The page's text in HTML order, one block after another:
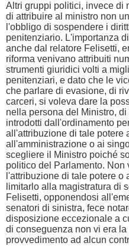
Altri gruppi politici, invece di
di attribuire al ministro non
l'obbligo di sospendere i
penitenziario. L'importanza
anche dal relatore Felisetti,
riforma venivano attribuiti
strumenti giuridici volti a
penitenziari, e dato che le
che parlare di evasione, di
carceri, si voleva dare la
nella persona del Ministro,
introdotti dall'ordinamento
all'attribuzione di tale potere
all'amministrazione o ai
scegliere il Ministro poiché
politico del Parlamento. Non
l'attribuzione di tale potere
limitarlo alla magistratura di
Felisetti, opponendosi
senatori di sinistra, fece
disposizione eccezionale a
di conseguenza non vi era
provvedimento ad alcun